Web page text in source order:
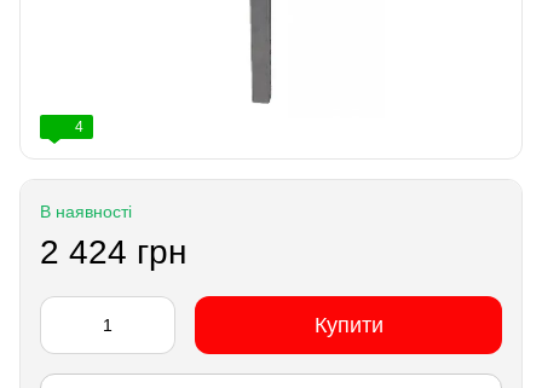
4
В наявності
2 424 грн
Купити